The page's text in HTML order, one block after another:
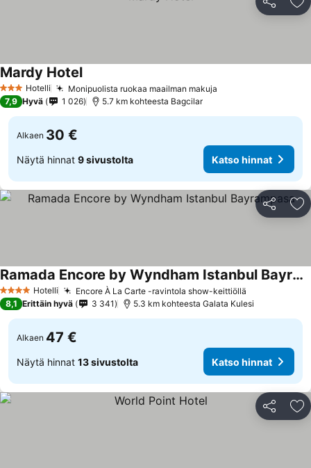
Jaa
3 Tähtiluokitus
Hotelli Monipuolista ruokaa maailman makuja
Mardy Hotel
7,9 Hyvä 1 026 5.7 km kohteesta Bagcilar
Alkaen 30 €
Näytä hinnat 9 sivustolta Katso hinnat
Jaa
4 Tähtiluokitus
Hotelli Encore À La Carte -ravintola show-keittiöllä
Ramada Encore by Wyndham Istanbul Bayrampasa
8,1 Erittäin hyvä 3 341 5.3 km kohteesta Galata Kulesi
Alkaen 47 €
Näytä hinnat 13 sivustolta Katso hinnat
Jaa